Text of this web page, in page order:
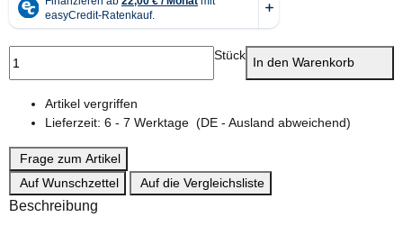
Stück In den Warenkorb
Artikel vergriffen
Lieferzeit: 6 - 7 Werktage (DE - Ausland abweichend)
Frage zum Artikel
Auf Wunschzettel
Auf die Vergleichsliste
Beschreibung